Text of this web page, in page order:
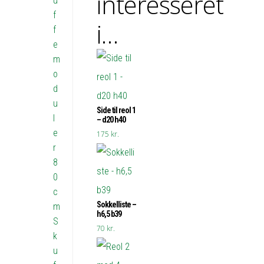
i…
Side til reol 1
– d20 h40
175 kr.
Sokkelliste –
h6,5 b39
70 kr.
f
f
e
m
o
d
u
l
e
r
8
0
c
m
S
k
u